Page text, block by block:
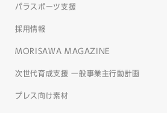
パラスポーツ支援
採用情報
MORISAWA MAGAZINE
次世代育成支援 一般事業主行動計画
プレス向け素材